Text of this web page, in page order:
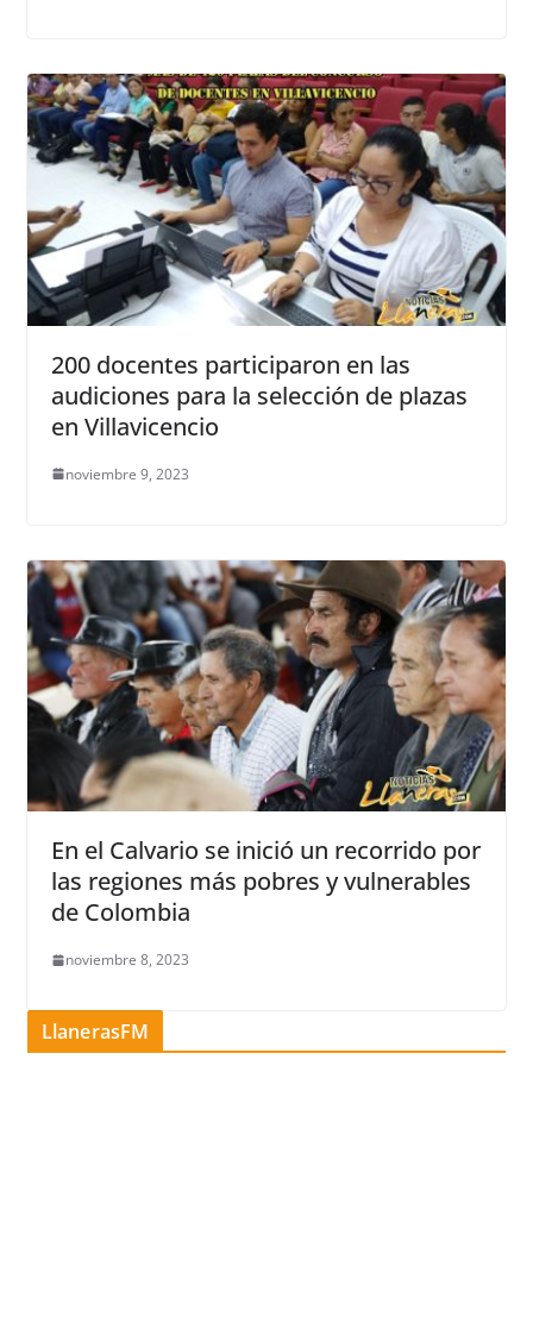
200 docentes participaron en las
audiciones para la selección de plazas
en Villavicencio
noviembre 9, 2023
En el Calvario se inició un recorrido por
las regiones más pobres y vulnerables
de Colombia
noviembre 8, 2023
LlanerasFM